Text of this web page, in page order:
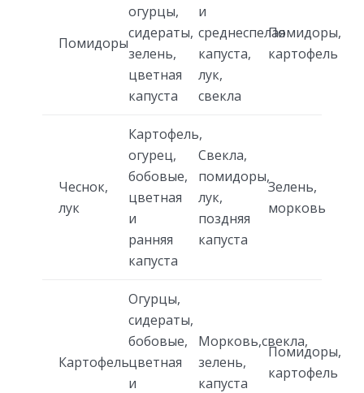
Помидоры
огурцы,
сидераты,
зелень,
цветная
капуста
и
среднеспелая
капуста,
лук,
свекла
Помидоры,
картофель
Чеснок,
лук
Картофель,
огурец,
бобовые,
цветная
и
ранняя
капуста
Свекла,
помидоры,
лук,
поздняя
капуста
Зелень,
морковь
Картофель
Огурцы,
сидераты,
бобовые,
цветная
и
Морковь,свекла,
зелень,
капуста
Помидоры,
картофель